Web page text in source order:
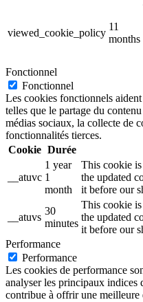
viewed_cookie_policy
11
months
Fonctionnel
Fonctionnel
Les cookies fonctionnels
telles que le partage du
médias sociaux, la collecte de
fonctionnalités tierces.
Cookie Durée
__atuvc
1 year
1
month
This cookie
the updated
it before our
__atuvs
30
minutes
This cookie
the updated
it before our
Performance
Performance
Les cookies de performance
analyser les principaux indices
contribue à offrir une meilleure